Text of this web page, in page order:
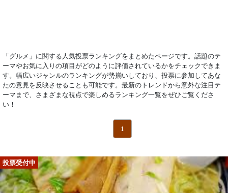
「グルメ」に関する人気投票ランキングをまとめたページです。話題のテ
ーマやお気に入りの項目がどのように評価されているかをチェックできま
す。幅広いジャンルのランキングが勢揃いしており、投票に参加してあな
たの意見を反映させることも可能です。最新のトレンドから意外な注目テ
ーマまで、さまざまな視点で楽しめるランキング一覧をぜひご覧くださ
い！
1